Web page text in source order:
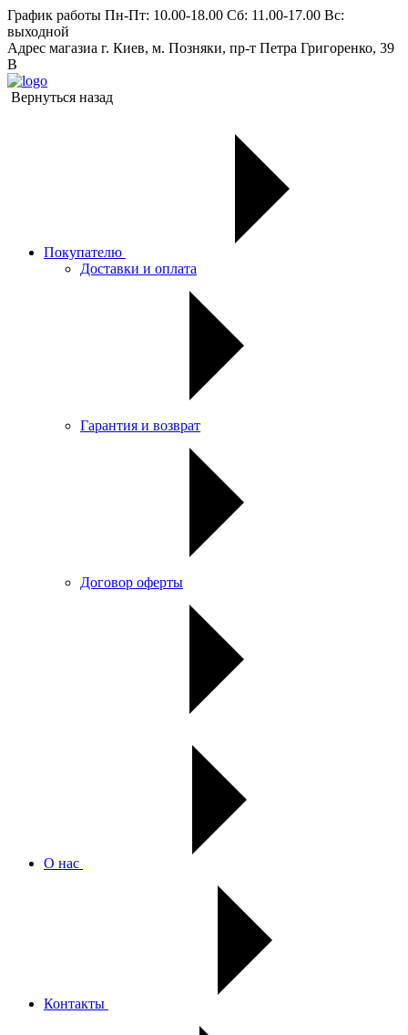
График работы Пн-Пт: 10.00-18.00 Сб: 11.00-17.00 Вс:
выходной
Адрес магазиа г. Киев, м. Позняки, пр-т Петра Григоренко, 39
В
Вернуться назад
Покупателю
Доставки и оплата
Гарантия и возврат
Договор оферты
О нас
Контакты